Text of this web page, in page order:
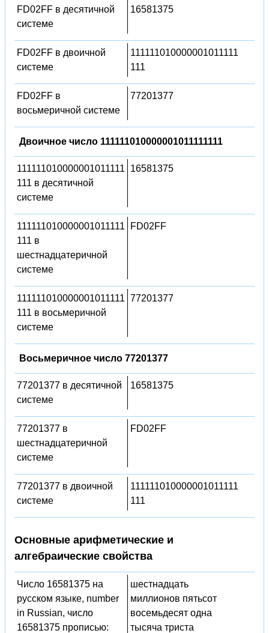
FD02FF в десятичной
системе
16581375
FD02FF в двоичной
системе
111111010000001011111
111
FD02FF в
восьмеричной системе
77201377
Двоичное число 111111010000001011111111
111111010000001011111
111 в десятичной
системе
16581375
111111010000001011111
111 в
шестнадцатеричной
системе
FD02FF
111111010000001011111
111 в восьмеричной
системе
77201377
Восьмеричное число 77201377
77201377 в десятичной
системе
16581375
77201377 в
шестнадцатеричной
системе
FD02FF
77201377 в двоичной
системе
111111010000001011111
111
Основные арифметические и
алгебраические свойства
Число 16581375 на
русском языке, number
in Russian, число
16581375 прописью:
шестнадцать
миллионов пятьсот
восемьдесят одна
тысяча триста